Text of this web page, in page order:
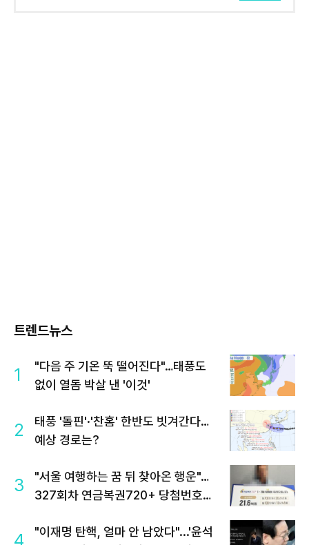
트렌드뉴스
1
"다음 주 기온 뚝 떨어진다"…태풍도
없이 열돔 박살 낸 '이것'
2
태풍 '돌핀'·'찬홈' 한반도 빗겨간다…
예상 경로는?
3
"서울 여행하는 꿈 뒤 찾아온 행운"…
327회차 연금복권720+ 당첨번호조
4
"이재명 탄핵, 얼마 안 남았다"...'윤석